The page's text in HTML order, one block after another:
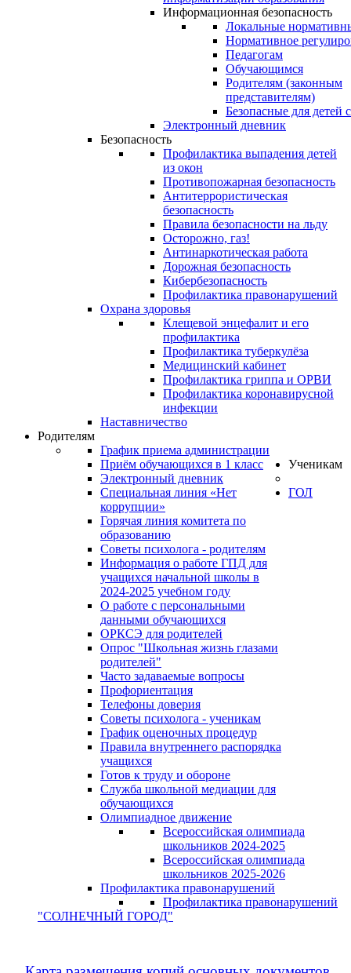
Информационная безопасность
Локальные
Нормативное
Педагогам
Обучающимся
Родителям (законным
представителям)
Безопасные для детей
Электронный дневник
Безопасность
Профилактика выпадения детей
из окон
Противопожарная безопасность
Антитеррористическая
безопасность
Правила безопасности на льду
Осторожно, газ!
Антинаркотическая работа
Дорожная безопасность
Кибербезопасность
Профилактика правонарушений
Охрана здоровья
Клещевой энцефалит и его
профилактика
Профилактика туберкулёза
Медицинский кабинет
Профилактика гриппа и ОРВИ
Профилактика коронавирусной
инфекции
Наставничество
Родителям
График приема администрации
Приём обучающихся в 1 класс
Электронный дневник
Специальная линия «Нет
коррупции»
Горячая линия комитета по
образованию
Советы психолога - родителям
Информация о работе ГПД для
учащихся начальной школы в
2024-2025 учебном году
О работе с персональными
данными обучающихся
ОРКСЭ для родителей
Опрос "Школьная жизнь глазами
родителей"
Часто задаваемые вопросы
Ученикам
Профориентация
Телефоны доверия
Советы психолога - ученикам
График оценочных процедур
Правила внутреннего распорядка
учащихся
Готов к труду и обороне
Служба школьной медиации для
обучающихся
Олимпиадное движение
Всероссийская олимпиада
школьников 2024-2025
Всероссийская олимпиада
школьников 2025-2026
Профилактика правонарушений
Профилактика правонарушений
ГОЛ
"СОЛНЕЧНЫЙ ГОРОД"